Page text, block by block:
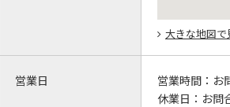
大きな地図で
営業日 営業時間： お
休業日： お問